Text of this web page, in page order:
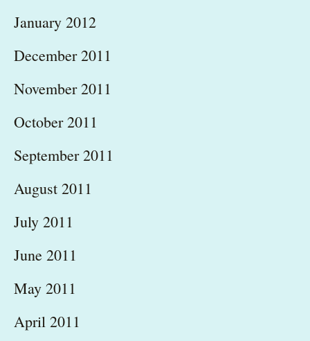
January 2012
December 2011
November 2011
October 2011
September 2011
August 2011
July 2011
June 2011
May 2011
April 2011